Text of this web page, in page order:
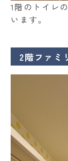
1階のトイレ
います。
2階ファミ